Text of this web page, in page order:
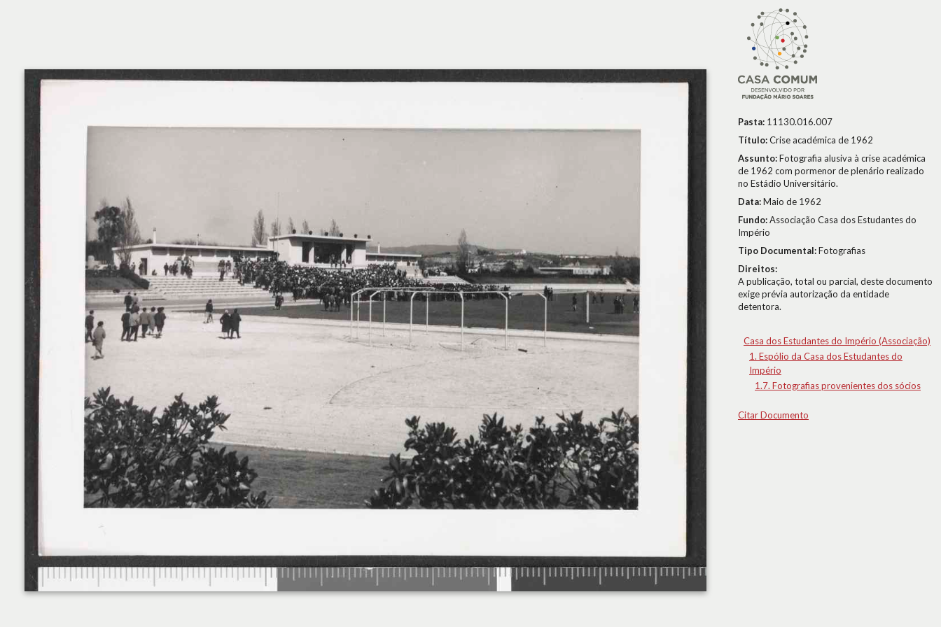
Pasta: 11130.016.007
Título:Crise académica de 1962
Assunto:Fotografia alusiva à crise académica
de 1962 com pormenor de plenário realizado
no Estádio Universitário.
Data:Maio de 1962
Fundo:Associação Casa dos Estudantes do
Império
Tipo Documental:Fotografias
Direitos:
A publicação, total ou parcial, deste documento
exige prévia autorização da entidade
detentora.
Casa dos Estudantes do Império (Associação)
1. Espólio da Casa dos Estudantes do
Império
1.7. Fotografias provenientes dos sócios
Citar Documento